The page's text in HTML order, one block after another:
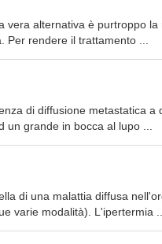
vera alternativa è purtroppo
rendere il trattamento ...
di diffusione metastatica
un grande in bocca al lupo ...
di una malattia diffusa
varie modalità). L'ipertermia ...